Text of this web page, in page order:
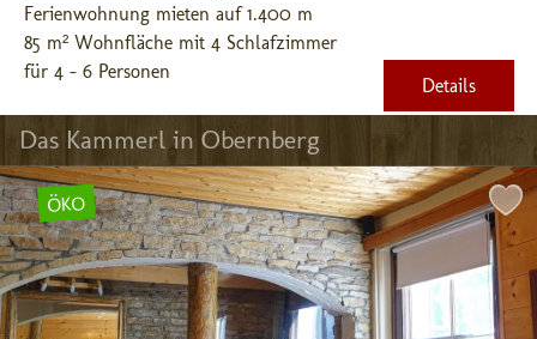
Ferienwohnung mieten auf 1.400 m
85 m² Wohnfläche mit 4 Schlafzimmer
für 4 - 6 Personen
Details
Das Kammerl in Obernberg
ÖKO